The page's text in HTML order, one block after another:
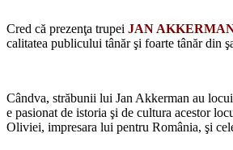
Cred că prezenţa trupei JAN
calitatea publicului tânăr şi foarte tânăr din
Cândva, străbunii lui Jan Akkerman au
e pasionat de istoria şi de cultura acestor
Oliviei, impresara lui pentru România, şi